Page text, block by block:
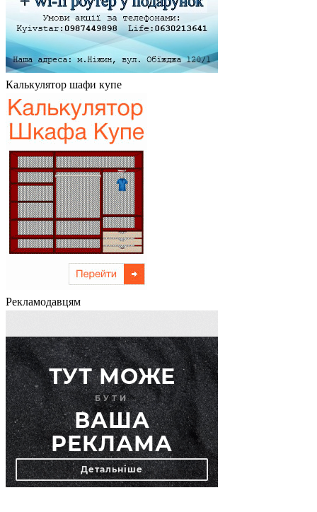
Калькулятор шафи купе
Рекламодавцям